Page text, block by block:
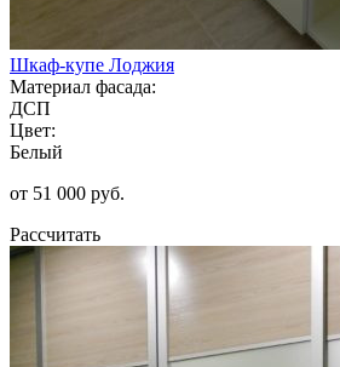
Шкаф-купе Лоджия
Материал фасада:
ДСП
Цвет:
Белый
от 51 000 руб.
Рассчитать